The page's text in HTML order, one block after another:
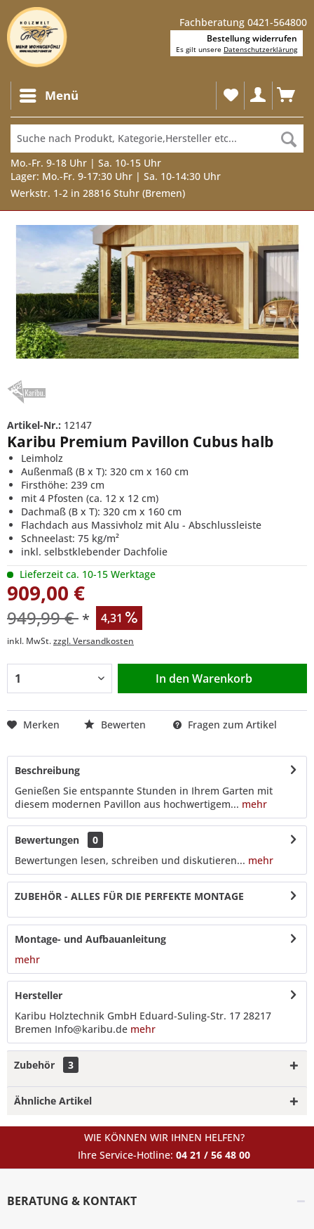
Fachberatung 0421-564800
Menü
Mo.-Fr. 9-18 Uhr | Sa. 10-15 Uhr
Lager: Mo.-Fr. 9-17:30 Uhr | Sa. 10-14:30 Uhr
Werkstr. 1-2 in 28816 Stuhr (Bremen)
Artikel-Nr.: 12147
Karibu Premium Pavillon Cubus halb
Leimholz
Außenmaß (B x T): 320 cm x 160 cm
Firsthöhe: 239 cm
mit 4 Pfosten (ca. 12 x 12 cm)
Dachmaß (B x T): 320 cm x 160 cm
Flachdach aus Massivholz mit Alu - Abschlussleiste
Schneelast: 75 kg/m²
inkl. selbstklebender Dachfolie
Lieferzeit ca. 10-15 Werktage
909,00 €
949,99 € * 4,31
inkl. MwSt.zzgl. Versandkosten
In den Warenkorb
Merken Bewerten Fragen zum Artikel
Beschreibung
Genießen Sie entspannte Stunden in Ihrem Garten mit
diesem modernen Pavillon aus hochwertigem... mehr
Bewertungen
0
Bewertungen lesen, schreiben und diskutieren... mehr
ZUBEHÖR - ALLES FÜR DIE PERFEKTE MONTAGE
Montage- und Aufbauanleitung
mehr
Hersteller
Karibu Holztechnik GmbH Eduard-Suling-Str. 17 28217
Bremen Info@karibu.de mehr
Zubehör 3
Ähnliche Artikel
WIE KÖNNEN WIR IHNEN HELFEN?
Ihre Service-Hotline: 04 21 / 56 48 00
BERATUNG & KONTAKT
Bestellung widerrufen
Es gilt unsere Datenschutzerklärung